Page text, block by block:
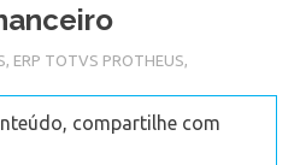
, ERP TOTVS PROTHEUS,
compartilhe com